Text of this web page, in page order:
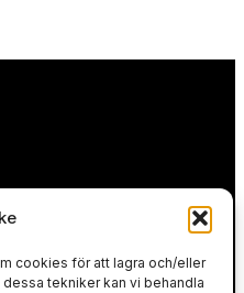
cookies för att lagra och/eller
tekniker kan vi behandla